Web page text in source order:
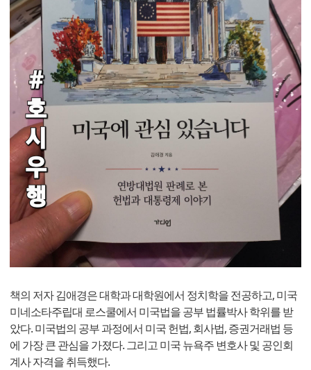
책의 저자 김애경은 대학과 대학원에서 정치학을 전공하고, 미국
미네소타주립대 로스쿨에서 미국법을 공부 법률박사 학위를 받
았다. 미국법의 공부 과정에서 미국 헌법, 회사법, 증권거래법 등
에 가장 큰 관심을 가졌다. 그리고 미국 뉴욕주 변호사 및 공인회
계사 자격을 취득했다.